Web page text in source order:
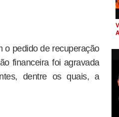
o pedido de recuperação
financeira foi agravada
dentre os quais, a